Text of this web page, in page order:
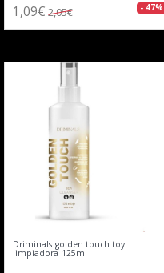
1,09€ 2,05€ - 47%
Driminals golden touch toy
limpiadora 125ml